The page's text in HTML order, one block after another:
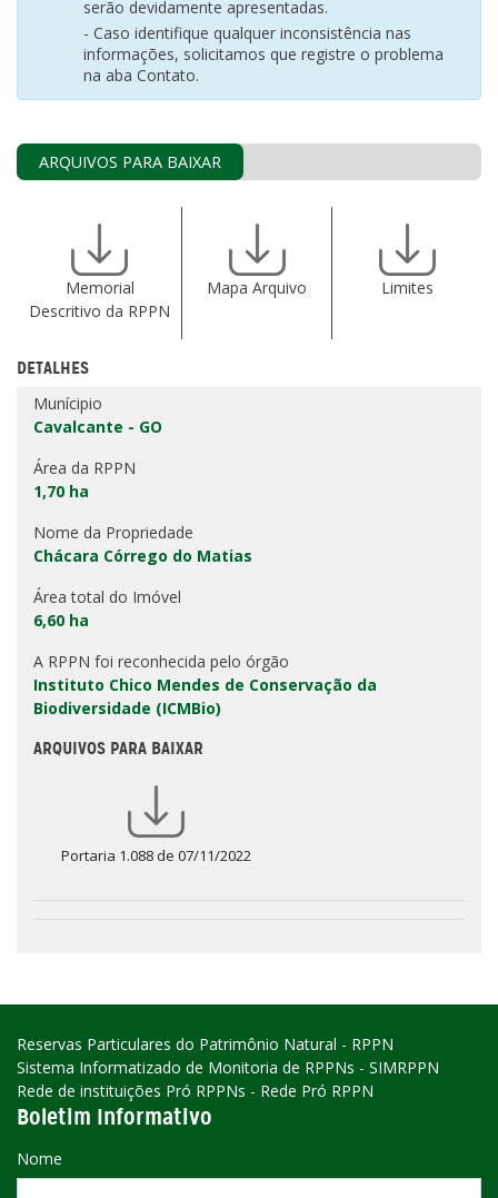
serão devidamente apresentadas.
- Caso identifique qualquer inconsistência nas
informações, solicitamos que registre o problema
na aba Contato.
ARQUIVOS PARA BAIXAR
Memorial
Descritivo da RPPN
Mapa Arquivo Limites
DETALHES
Munícipio
Cavalcante - GO
Área da RPPN
1,70 ha
Nome da Propriedade
Chácara Córrego do Matias
Área total do Imóvel
6,60 ha
A RPPN foi reconhecida pelo órgão
Instituto Chico Mendes de Conservação da
Biodiversidade (ICMBio)
ARQUIVOS PARA BAIXAR
Portaria 1.088 de 07/11/2022
Reservas Particulares do Patrimônio Natural - RPPN
Sistema Informatizado de Monitoria de RPPNs - SIMRPPN
Rede de instituições Pró RPPNs - Rede Pró RPPN
Boletim Informativo
Nome